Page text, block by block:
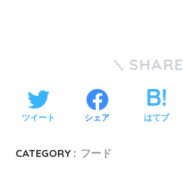
SHARE
ツイート シェア はてブ
CATEGORY : フード